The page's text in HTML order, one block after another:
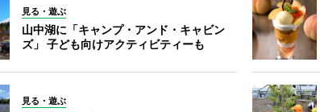
見る・遊ぶ
山中湖に「キャンプ・アンド・キャビン
ズ」 子ども向けアクティビティーも
見る・遊ぶ